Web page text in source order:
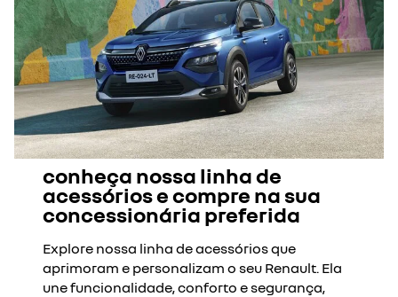
conheça nossa linha de
acessórios e compre na sua
concessionária preferida
Explore nossa linha de acessórios que
aprimoram e personalizam o seu Renault. Ela
une funcionalidade, conforto e segurança,